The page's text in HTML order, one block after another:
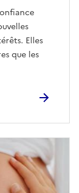
Elles
que les